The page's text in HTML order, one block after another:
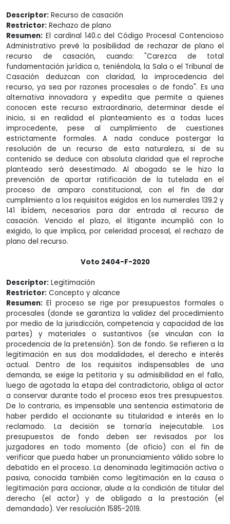
Descriptor: Recurso de casación
Restrictor: Rechazo de plano
Resumen: El cardinal 140.c del Código Procesal Contencioso
Administrativo prevé la posibilidad de rechazar de plano el
recurso de casación, cuando: "Carezca de total
fundamentación jurídica o, teniéndola, la Sala o el Tribunal de
Casación deduzcan con claridad, la improcedencia del
recurso, ya sea por razones procesales o de fondo". Es una
alternativa innovadora y expedita que permite a quienes
conocen este recurso extraordinario, determinar desde el
inicio, si en realidad el planteamiento es a todas luces
improcedente, pese al cumplimiento de cuestiones
estrictamente formales. A nada conduce postergar la
resolución de un recurso de esta naturaleza, si de su
contenido se deduce con absoluta claridad que el reproche
planteado será desestimado. Al abogado se le hizo la
prevención de aportar ratificación de la tutelada en el
proceso de amparo constitucional, con el fin de dar
cumplimiento a los requisitos exigidos en los numerales 139.2 y
141 ibídem, necesarios para dar entrada al recurso de
casación. Vencido el plazo, el litigante incumplió con lo
exigido, lo que implica, por celeridad procesal, el rechazo de
plano del recurso.
Voto 2404-F-2020
Descriptor: Legitimación
Restrictor: Concepto y alcance
Resumen: El proceso se rige por presupuestos formales o
procesales (donde se garantiza la validez del procedimiento
por medio de la jurisdicción, competencia y capacidad de las
partes) y materiales o sustantivos (se vinculan con la
procedencia de la pretensión). Son de fondo. Se refieren a la
legitimación en sus dos modalidades, el derecho e interés
actual. Dentro de los requisitos indispensables de una
demanda, se exige la petitoria y su admisibilidad en el fallo,
luego de agotada la etapa del contradictorio, obliga al actor
a conservar durante todo el proceso esos tres presupuestos.
De lo contrario, es impensable una sentencia estimatoria de
haber perdido el accionante su titularidad e interés en lo
reclamado. La decisión se tornaría inejecutable. Los
presupuestos de fondo deben ser revisados por los
juzgadores en todo momento (de oficio) con el fin de
verificar que pueda haber un pronunciamiento válido sobre lo
debatido en el proceso. La denominada legitimación activa o
pasiva, conocida también como legitimación en la causa o
legitimación para accionar, alude a la condición de titular del
derecho (el actor) y de obligado a la prestación (el
demandado). Ver resolución 1585-2019.